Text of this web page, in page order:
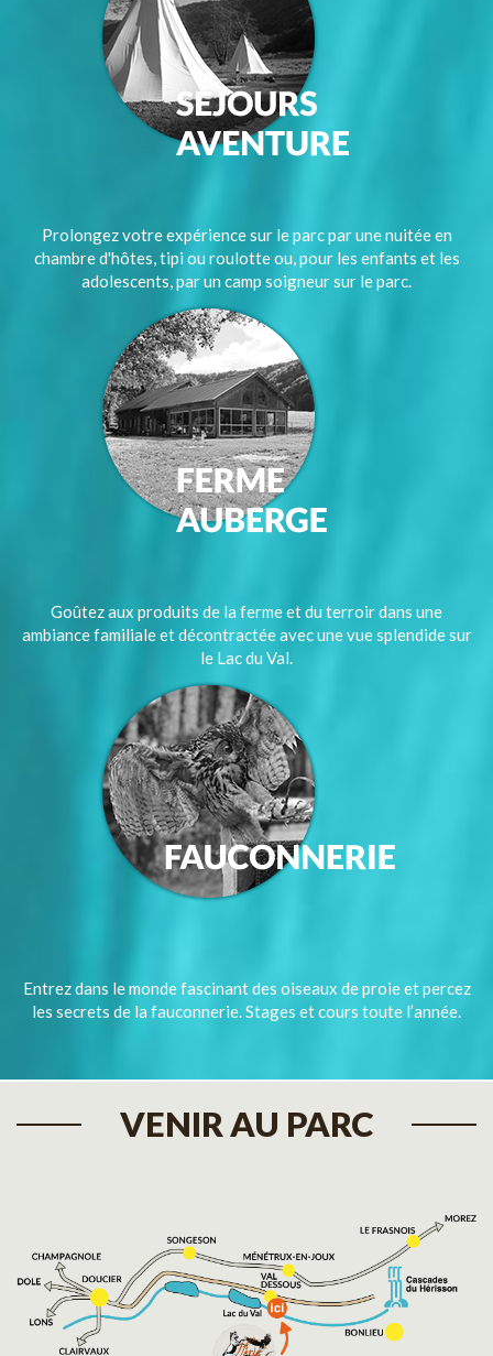
Prolongez votre expérience sur le parc par une nuitée en
chambre d'hôtes, tipi ou roulotte ou, pour les enfants et les
adolescents, par un camp soigneur sur le parc.
Goûtez aux produits de la ferme et du terroir dans une
ambiance familiale et décontractée avec une vue splendide sur
le Lac du Val.
Entrez dans le monde fascinant des oiseaux de proie et percez
les secrets de la fauconnerie. Stages et cours toute l’année.
VENIR AU PARC